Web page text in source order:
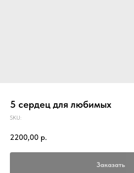
5 сердец для любимых
SKU:
2200,00 р.
Заказать